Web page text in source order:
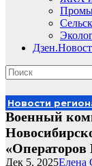
Новости
Военный
Елена
Дек 5, 2025